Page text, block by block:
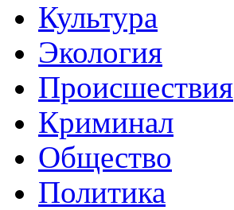
Культура
Экология
Происшествия
Криминал
Общество
Политика